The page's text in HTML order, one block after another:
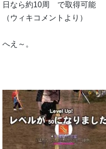
日なら約10周 で取得可能
（ウィキコメントより）
へえ～。